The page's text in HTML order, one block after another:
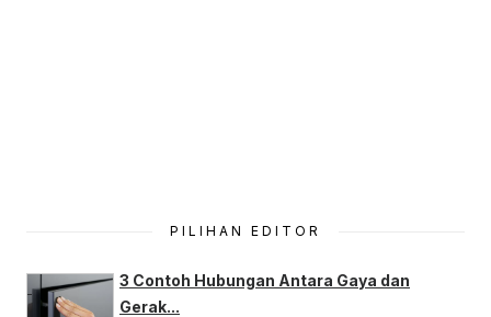
PILIHAN EDITOR
3 Contoh Hubungan Antara Gaya dan
Gerak...